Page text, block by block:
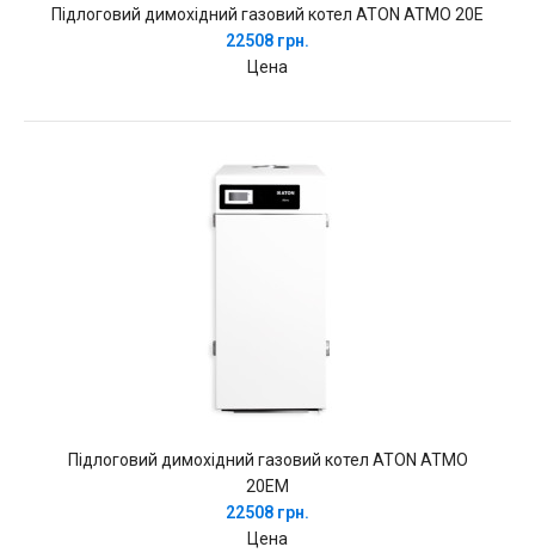
Підлоговий димохідний газовий котел ATON ATMO 20E
22508 грн.
Цена
Підлоговий димохідний газовий котел ATON ATMO
20EM
22508 грн.
Цена